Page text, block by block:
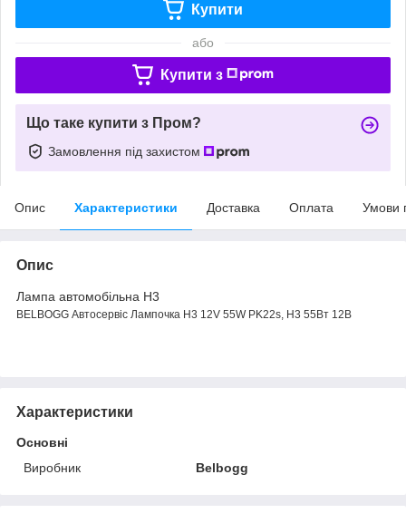
Купити
або
Купити з
Що таке купити з Пром?
Замовлення під захистом
Опис Характеристики Доставка Оплата Умови
Опис
Лампа автомобільна H3
BELBOGG Автосервіс Лампочка H3 12V 55W PK22s, Н3 55Вт 12В
Характеристики
Основні
Виробник
Belbogg